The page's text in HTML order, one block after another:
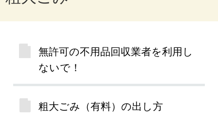
無許可の不用品回収業者を利用し
ないで！
粗大ごみ（有料）の出し方